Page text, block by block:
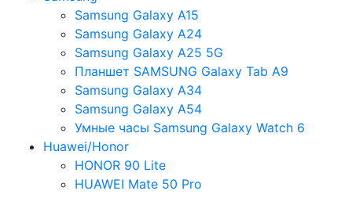
Samsung Galaxy A15
Samsung Galaxy A24
Samsung Galaxy A25 5G
Планшет SAMSUNG Galaxy Tab A9
Samsung Galaxy A34
Samsung Galaxy A54
Умные часы Samsung Galaxy Watch 6
Huawei/Honor
HONOR 90 Lite
HUAWEI Mate 50 Pro